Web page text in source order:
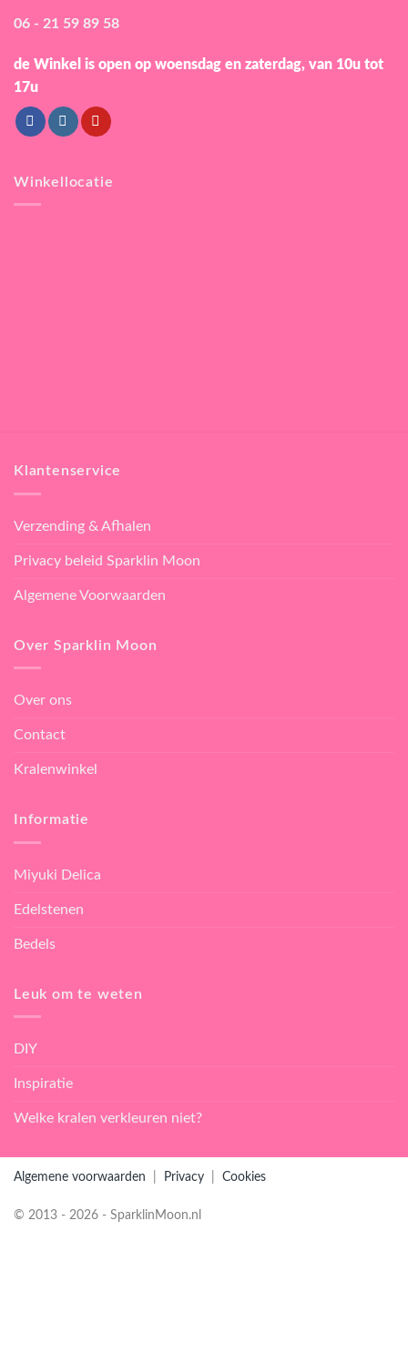
06 - 21 59 89 58
de Winkel is open op woensdag en zaterdag, van 10u tot
17u
Winkellocatie
Klantenservice
Verzending & Afhalen
Privacy beleid Sparklin Moon
Algemene Voorwaarden
Over Sparklin Moon
Over ons
Contact
Kralenwinkel
Informatie
Miyuki Delica
Edelstenen
Bedels
Leuk om te weten
DIY
Inspiratie
Welke kralen verkleuren niet?
Algemene voorwaarden Privacy Cookies
© 2013 - 2026 - SparklinMoon.nl